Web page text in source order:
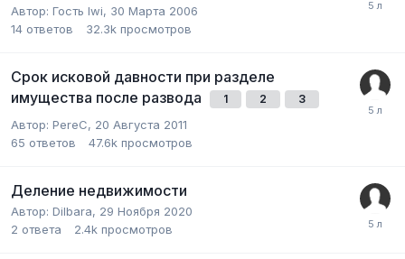
Автор: Гость lwi, 30 Марта 2006
14 ответов 32.3k просмотров
Срок исковой давности при разделе
имущества после развода
1 2 3
Автор: PereC, 20 Августа 2011
65 ответов 47.6k просмотров
Деление недвижимости
Автор: Dilbara, 29 Ноября 2020
2 ответа 2.4k просмотров